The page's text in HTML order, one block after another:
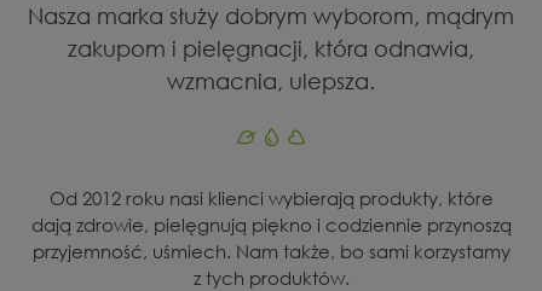
Nasza marka służy dobrym wyborom, mądrym
zakupom i pielęgnacji, która odnawia,
wzmacnia, ulepsza.
Od 2012 roku nasi klienci wybierają produkty, które
dają zdrowie, pielęgnują piękno i codziennie przynoszą
przyjemność, uśmiech. Nam także, bo sami korzystamy
z tych produktów.